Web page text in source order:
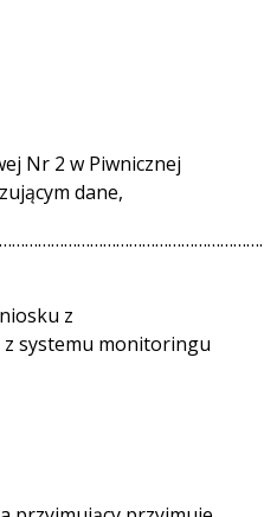
Nr 2 w Piwnicznej
dane,
z
systemu monitoringu